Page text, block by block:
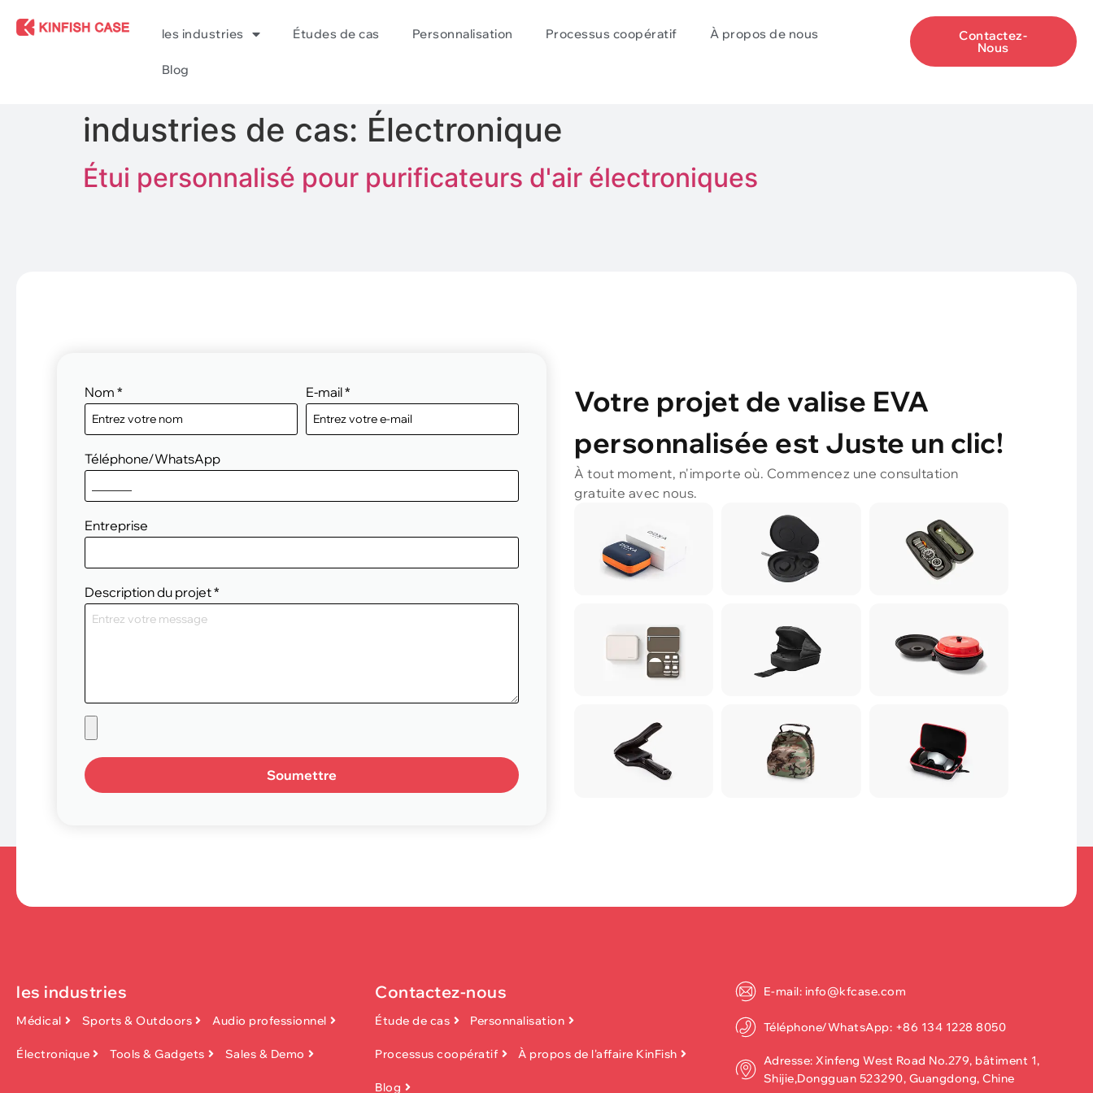
les industries Études de cas Personnalisation Processus coopératif À propos de nous
Blog
Contactez-
Nous
industries de cas: Électronique
Étui personnalisé pour purificateurs d'air électroniques
Nom * E-mail*
Téléphone/WhatsApp
Entreprise
Description du projet*
Soumettre
Votre projet de valise EVA
personnalisée est Juste un clic!
À tout moment, n'importe où. Commencez une consultation
gratuite avec nous.
les industries
Médical Sports & Outdoors Audio professionnel
Électronique Tools & Gadgets Sales & Demo
Contactez-nous
Étude de cas Personnalisation
Processus coopératif À propos de l'affaire KinFish
Blog
E-mail: info@kfcase.com
Téléphone/WhatsApp: +86 134 1228 8050
Adresse: Xinfeng West Road No.279, bâtiment 1,
Shijie,Dongguan 523290, Guangdong, Chine